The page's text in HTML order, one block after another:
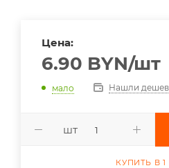
Цена:
6.90 BYN/шт
мало Нашли
шт
КУПИТЬ В